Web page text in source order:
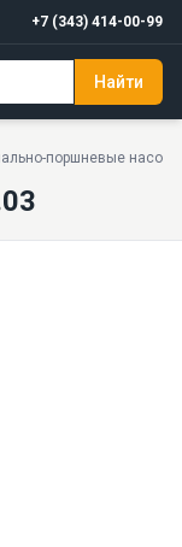
+7 (343) 414-00-99
Найти
поршневые